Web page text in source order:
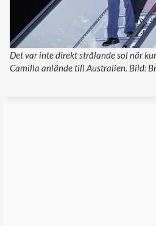
Det var inte direkt strålande sol när
Camilla anlände till Australien. Bild: